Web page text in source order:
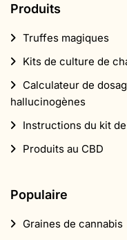
Produits
Truffes magiques
Kits de culture de
Calculateur de
hallucinogènes
Instructions du kit
Produits au CBD
Populaire
Graines de cannabis